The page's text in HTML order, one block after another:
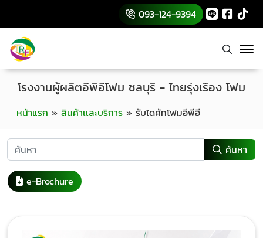
093-124-9394
หน้าแรก » สินค้าเเละบริการ » รับไดคัทโฟมอีพีอี
โรงงานผู้ผลิตอีพีอีโฟม ชลบุรี - ไทยรุ่งเรือง โฟม
ค้นหา
e-Brochure